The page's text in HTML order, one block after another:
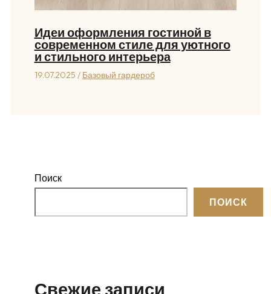
Идеи оформления гостиной в
современном стиле для уютного
и стильного интерьера
19.07.2025 / Базовый гардероб
Поиск
ПОИСК